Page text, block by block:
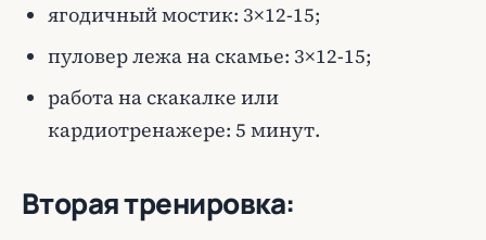
ягодичный мостик: 3×12-15;
пуловер лежа на скамье: 3×12-15;
работа на скакалке или
кардиотренажере: 5 минут.
Вторая тренировка: